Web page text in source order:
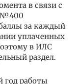
в связи с
№400
за каждый
уплаченных
в ИЛС
раздел.
год работы